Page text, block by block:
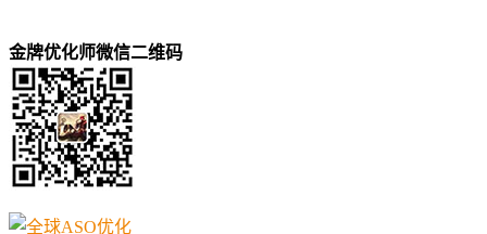
金牌优化师微信二维码